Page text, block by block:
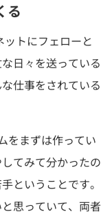
る
トにフェローと
日々を送っている
仕事をされている
をまずは作ってい
てみて分かったの
ということです。
思っていて、両者